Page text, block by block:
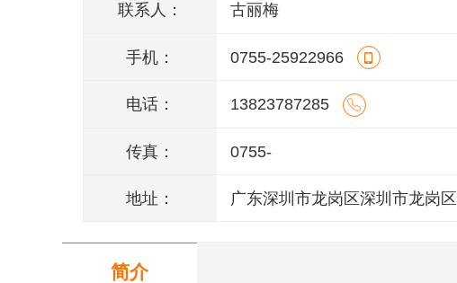
联系人： 古丽梅
手机： 0755-25922966
电话： 13823787285
传真： 0755-
地址： 广东深圳市龙岗区深圳市龙岗
简介